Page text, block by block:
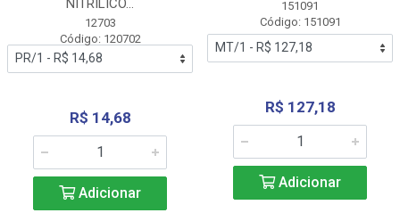
NITRÍLICO...
12703
Código: 120702
R$ 14,68
Adicionar
151091
Código: 151091
R$ 127,18
Adicionar